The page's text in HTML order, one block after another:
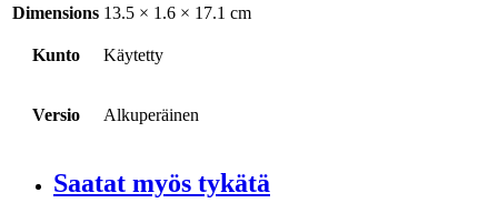
Dimensions 13.5 × 1.6 × 17.1 cm
Kunto Käytetty
Versio Alkuperäinen
Saatat myös tykätä